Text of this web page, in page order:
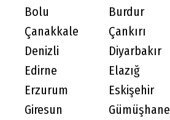
Bolu
Burdur
Çanakkale
Çankırı
Denizli
Diyarbakır
Edirne
Elazığ
Erzurum
Eskişehir
Giresun
Gümüşhane